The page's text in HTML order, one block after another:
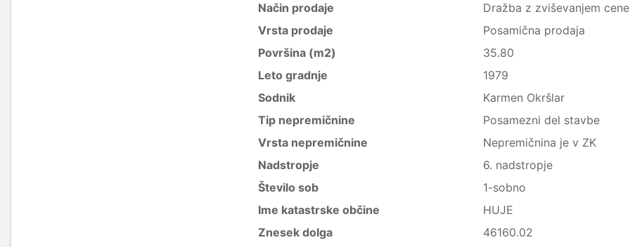
Način prodaje
Dražba z zviševanjem cene
Vrsta prodaje
Posamična prodaja
Površina (m2)
35.80
Leto gradnje
1979
Sodnik
Karmen Okršlar
Tip nepremičnine
Posamezni del stavbe
Vrsta nepremičnine
Nepremičnina je v ZK
Nadstropje
6. nadstropje
Število sob
1-sobno
Ime katastrske občine
HUJE
Znesek dolga
46160.02